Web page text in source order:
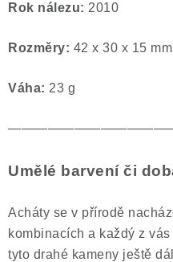
Rok nálezu: 2010
Rozměry: 42 x 30 x 15 mm
Váha: 23 g
Umělé barvení či
Acháty se v přírodě
kombinacích a každý z
tyto drahé kameny ještě